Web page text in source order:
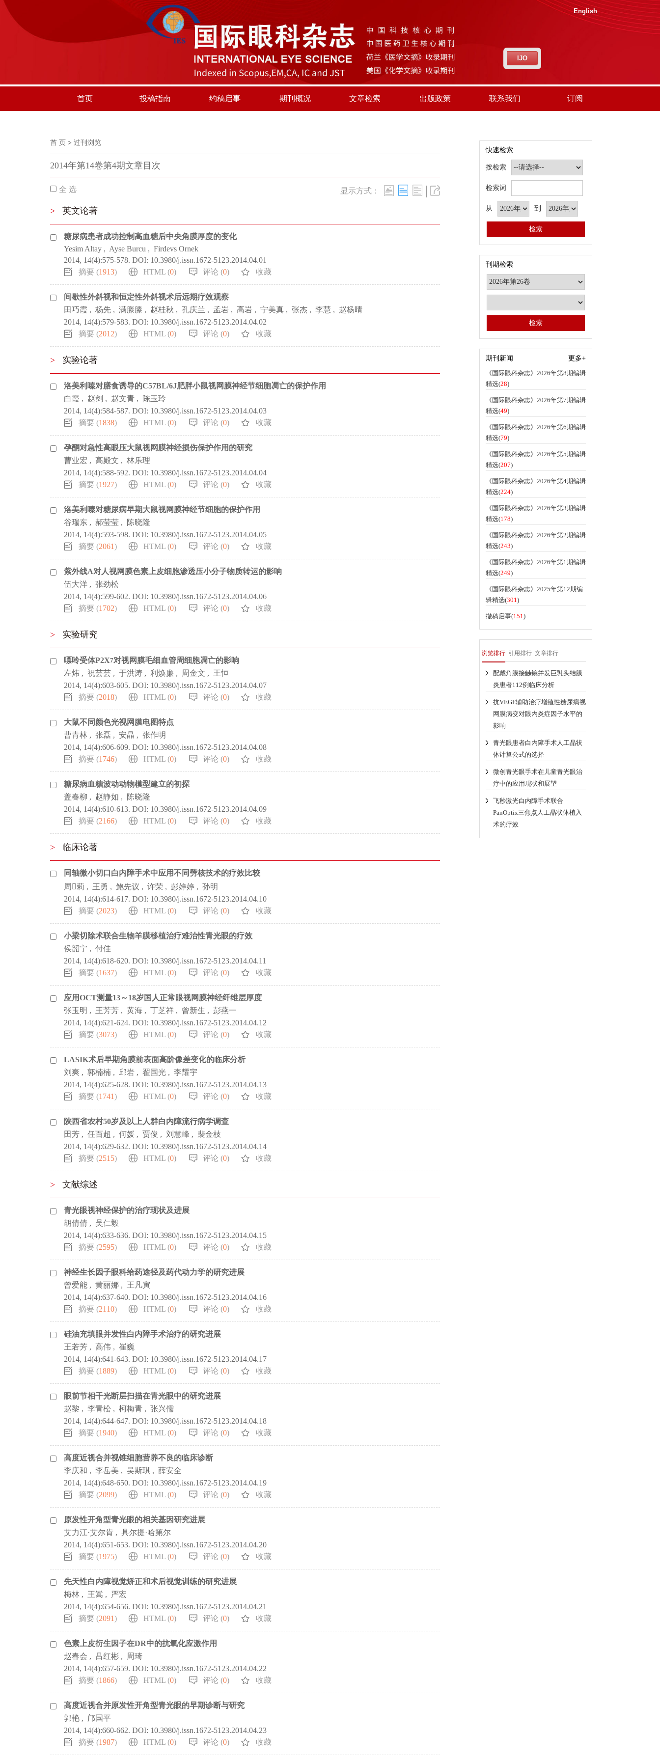
English
IJO
首页 投稿指南 约稿启事 期刊概况 文章检索 出版政策 联系我们 订阅
首 页 > 过刊浏览
2014年第14卷第4期文章目次
全 选 显示方式： |
> 英文论著
糖尿病患者成功控制高血糖后中央角膜厚度的变化
Yesim Altay , Ayse Burcu , Firdevs Ornek
2014, 14(4):575-578. DOI: 10.3980/j.issn.1672-5123.2014.04.01
摘要 (1913) HTML (0) 评论 (0) 收藏
间歇性外斜视和恒定性外斜视术后远期疗效观察
田巧霞 , 杨先 , 满滕滕 , 赵桂秋 , 孔庆兰 , 孟岩 , 高岩 , 宁美真 , 张杰 , 李慧 , 赵杨晴
2014, 14(4):579-583. DOI: 10.3980/j.issn.1672-5123.2014.04.02
摘要 (2012) HTML (0) 评论 (0) 收藏
> 实验论著
洛美利嗪对膳食诱导的C57BL/6J肥胖小鼠视网膜神经节细胞凋亡的保护作用
白霞 , 赵剑 , 赵文青 ,
陈玉玲
2014, 14(4):584-587. DOI: 10.3980/j.issn.1672-5123.2014.04.03
摘要 (1838) HTML (0) 评论 (0) 收藏
孕酮对急性高眼压大鼠视网膜神经损伤保护作用的研究
曹业宏 , 高殿文 , 林乐理
2014, 14(4):588-592. DOI: 10.3980/j.issn.1672-5123.2014.04.04
摘要 (1927) HTML (0) 评论 (0) 收藏
洛美利嗪对糖尿病早期大鼠视网膜神经节细胞的保护作用
谷瑞东 , 郝莹莹 ,
陈晓隆
2014, 14(4):593-598. DOI: 10.3980/j.issn.1672-5123.2014.04.05
摘要 (2061) HTML (0) 评论 (0) 收藏
紫外线A对人视网膜色素上皮细胞渗透压小分子物质转运的影响
伍大洋 , 张劲松
2014, 14(4):599-602. DOI: 10.3980/j.issn.1672-5123.2014.04.06
摘要 (1702) HTML (0) 评论 (0) 收藏
> 实验研究
嘌呤受体P2X7对视网膜毛细血管周细胞凋亡的影响
左炜 , 祝芸芸 , 于洪涛 , 利焕廉 , 周金文 , 王恒
2014, 14(4):603-605. DOI: 10.3980/j.issn.1672-5123.2014.04.07
摘要 (2018) HTML (0) 评论 (0) 收藏
大鼠不同颜色光视网膜电图特点
曹青林 , 张磊 , 安晶 , 张作明
2014, 14(4):606-609. DOI: 10.3980/j.issn.1672-5123.2014.04.08
摘要 (1746) HTML (0) 评论 (0) 收藏
糖尿病血糖波动动物模型建立的初探
盖春柳 , 赵静如 ,
陈晓隆
2014, 14(4):610-613. DOI: 10.3980/j.issn.1672-5123.2014.04.09
摘要 (2166) HTML (0) 评论 (0) 收藏
> 临床论著
同轴微小切口白内障手术中应用不同劈核技术的疗效比较
周莉 , 王勇 , 鲍先议 , 许荣 , 彭婷婷 , 孙明
2014, 14(4):614-617. DOI: 10.3980/j.issn.1672-5123.2014.04.10
摘要 (2023) HTML (0) 评论 (0) 收藏
小梁切除术联合生物羊膜移植治疗难治性青光眼的疗效
侯韶宁 , 付佳
2014, 14(4):618-620. DOI: 10.3980/j.issn.1672-5123.2014.04.11
摘要 (1637) HTML (0) 评论 (0) 收藏
应用OCT测量13～18岁国人正常眼视网膜神经纤维层厚度
张玉明 , 王芳芳 , 黄海 , 丁芝祥 , 曾新生 , 彭燕一
2014, 14(4):621-624. DOI: 10.3980/j.issn.1672-5123.2014.04.12
摘要 (3073) HTML (0) 评论 (0) 收藏
LASIK术后早期角膜前表面高阶像差变化的临床分析
刘爽 , 郭楠楠 , 邱岩 , 翟国光 , 李耀宇
2014, 14(4):625-628. DOI: 10.3980/j.issn.1672-5123.2014.04.13
摘要 (1741) HTML (0) 评论 (0) 收藏
陕西省农村50岁及以上人群白内障流行病学调查
田芳 , 任百超 , 何媛 , 贾俊 , 刘慧峰 , 裴金枝
2014, 14(4):629-632. DOI: 10.3980/j.issn.1672-5123.2014.04.14
摘要 (2515) HTML (0) 评论 (0) 收藏
> 文献综述
青光眼视神经保护的治疗现状及进展
胡倩倩 , 吴仁毅
2014, 14(4):633-636. DOI: 10.3980/j.issn.1672-5123.2014.04.15
摘要 (2595) HTML (0) 评论 (0) 收藏
神经生长因子眼科给药途径及药代动力学的研究进展
曾爱能 , 黄丽娜 , 王凡寅
2014, 14(4):637-640. DOI: 10.3980/j.issn.1672-5123.2014.04.16
摘要 (2110) HTML (0) 评论 (0) 收藏
硅油充填眼并发性白内障手术治疗的研究进展
王若芳 , 高伟 , 崔巍
2014, 14(4):641-643. DOI: 10.3980/j.issn.1672-5123.2014.04.17
摘要 (1889) HTML (0) 评论 (0) 收藏
眼前节相干光断层扫描在青光眼中的研究进展
赵黎 , 李青松 , 柯梅青 , 张兴儒
2014, 14(4):644-647. DOI: 10.3980/j.issn.1672-5123.2014.04.18
摘要 (1940) HTML (0) 评论 (0) 收藏
高度近视合并视锥细胞营养不良的临床诊断
李庆和 , 李岳美 , 吴斯琪 , 薛安全
2014, 14(4):648-650. DOI: 10.3980/j.issn.1672-5123.2014.04.19
摘要 (2099) HTML (0) 评论 (0) 收藏
原发性开角型青光眼的相关基因研究进展
艾力江·艾尔肯 , 具尔提·哈第尔
2014, 14(4):651-653. DOI: 10.3980/j.issn.1672-5123.2014.04.20
摘要 (1975) HTML (0) 评论 (0) 收藏
先天性白内障视觉矫正和术后视觉训练的研究进展
梅林 , 王嵩 , 严宏
2014, 14(4):654-656. DOI: 10.3980/j.issn.1672-5123.2014.04.21
摘要 (2091) HTML (0) 评论 (0) 收藏
色素上皮衍生因子在DR中的抗氧化应激作用
赵春会 , 吕红彬 ,
周琦
2014, 14(4):657-659. DOI: 10.3980/j.issn.1672-5123.2014.04.22
摘要 (1866) HTML (0) 评论 (0) 收藏
高度近视合并原发性开角型青光眼的早期诊断与研究
郭艳 ,
邝国平
2014, 14(4):660-662. DOI: 10.3980/j.issn.1672-5123.2014.04.23
摘要 (1987) HTML (0) 评论 (0) 收藏
快速检索
按检索
检索词
从 到
刊期检索
期刊新闻
更多+
《国际眼科杂志》2026年第8期编辑
精选(28)
《国际眼科杂志》2026年第7期编辑
精选(49)
《国际眼科杂志》2026年第6期编辑
精选(79)
《国际眼科杂志》2026年第5期编辑
精选(207)
《国际眼科杂志》2026年第4期编辑
精选(224)
《国际眼科杂志》2026年第3期编辑
精选(178)
《国际眼科杂志》2026年第2期编辑
精选(243)
《国际眼科杂志》2026年第1期编辑
精选(249)
《国际眼科杂志》2025年第12期编
辑精选(301)
撤稿启事(151)
浏览排行 引用排行 文章排行
配戴角膜接触镜并发巨乳头结膜
炎患者112例临床分析
抗VEGF辅助治疗增殖性糖尿病视
网膜病变对眼内炎症因子水平的
影响
青光眼患者白内障手术人工晶状
体计算公式的选择
微创青光眼手术在儿童青光眼治
疗中的应用现状和展望
飞秒激光白内障手术联合
PanOptix三焦点人工晶状体植入
术的疗效